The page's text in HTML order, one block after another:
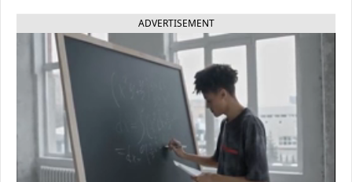
ADVERTISEMENT